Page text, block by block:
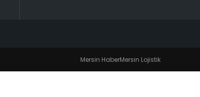
Mersin HaberMersin Lojistik